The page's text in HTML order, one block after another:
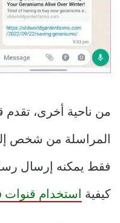
المراسلة من شخص
فقط يمكنه إرسال
كيفية استخدام قنوات WhatsApp